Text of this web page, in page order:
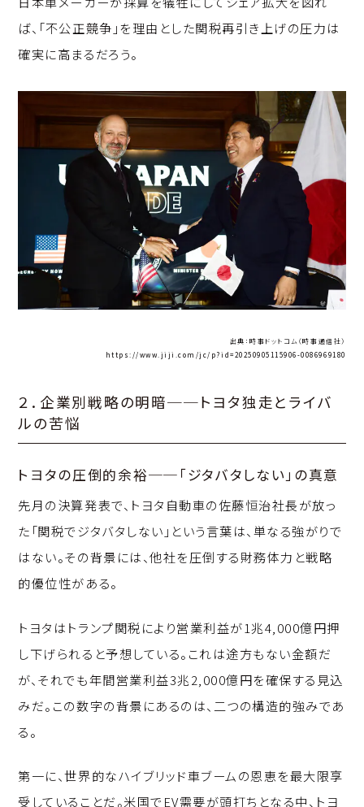
ば、「不公正競争」を理由とした関税再引き上げの圧力は
確実に高まるだろう。
出典：時事ドットコム（時事通信社）
https://www.jiji.com/jc/p?id=20250905115906-0086969180
２．企業別戦略の明暗──トヨタ独走とライバ
ルの苦悩
トヨタの圧倒的余裕──「ジタバタしない」の真意
先月の決算発表で、トヨタ自動車の佐藤恒治社長が放っ
た「関税でジタバタしない」という言葉は、単なる強がりで
はない。その背景には、他社を圧倒する財務体力と戦略
的優位性がある。
トヨタはトランプ関税により営業利益が1兆4,000億円押
し下げられると予想している。これは途方もない金額だ
が、それでも年間営業利益3兆2,000億円を確保する見込
みだ。この数字の背景にあるのは、二つの構造的強みであ
る。
第一に、世界的なハイブリッド車ブームの恩恵を最大限享
受していることだ。米国でEV需要が頭打ちとなる中、トヨ